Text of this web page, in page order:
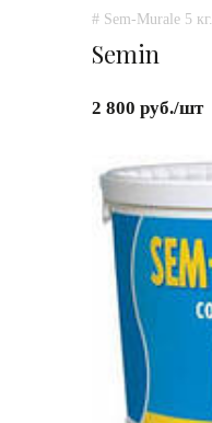
# Sem-Murale 5 кг.
Semin
2 800 руб./шт